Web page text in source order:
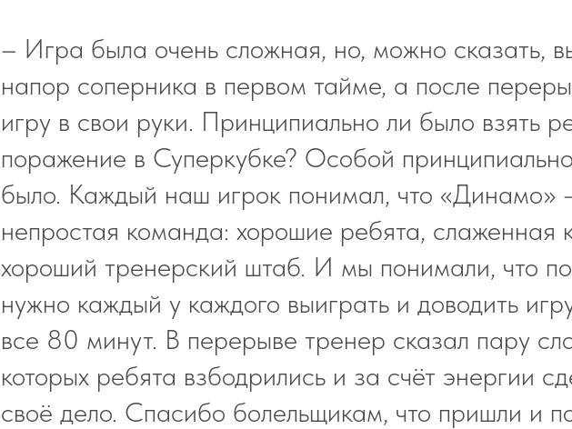
– Игра была очень сложная, но, можно сказать,
напор соперника в первом тайме, а после
игру в свои руки. Принципиально ли было взять
поражение в Суперкубке? Особой
было. Каждый наш игрок понимал, что «Динамо»
непростая команда: хорошие ребята, слаженная
хороший тренерский штаб. И мы понимали, что
нужно каждый у каждого выиграть и доводить
все 80 минут. В перерыве тренер сказал пару
которых ребята взбодрились и за счёт энергии
своё дело. Спасибо болельщикам, что пришли и